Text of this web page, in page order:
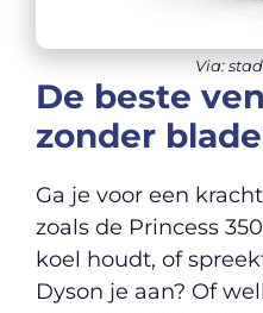
Via:
De beste
zonder
Ga je voor een
zoals de Princess
koel houdt, of
Dyson je aan? Of